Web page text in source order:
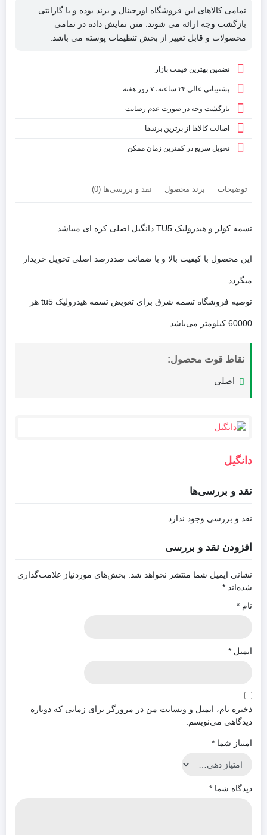
هیدرولیک
tu5
Dongil
اصلی
کره
تمامی کالاهای این فروشگاه اورجینال و برند بوده و با گارانتی
بازگشت وجه ارائه می شوند. متن نمایش داده در تمامی
محصولات و قابل تغییر از بخش تنظیمات پوسته می باشد.
تضمین بهترین قیمت بازار
پشتیبانی عالی ۲۴ ساعته، ۷ روز هفته
بازگشت وجه در صورت عدم رضایت
اصالت کالاها از برترین برندها
تحویل سریع در کمترین زمان ممکن
توضیحات برند محصول نقد و بررسی‌ها (0)
تسمه کولر و هیدرولیک TU5 دانگیل اصلی کره ای میباشد.
این محصول با کیفیت بالا و با ضمانت صددرصد اصلی تحویل خریدار
میگردد.
توصیه فروشگاه تسمه شرق برای تعویض تسمه هیدرولیک tu5 هر
60000 کیلومتر می‌باشد.
نقاط قوت محصول:
اصلی
دانگیل
نقد و بررسی‌ها
نقد و بررسی وجود ندارد.
افزودن نقد و بررسی
نشانی ایمیل شما منتشر نخواهد شد.
بخش‌های موردنیاز علامت‌گذاری
شده‌اند *
نام *
ایمیل *
ذخیره نام، ایمیل و وبسایت من در مرورگر برای زمانی که دوباره
دیدگاهی می‌نویسم.
امتیاز شما *
دیدگاه شما *